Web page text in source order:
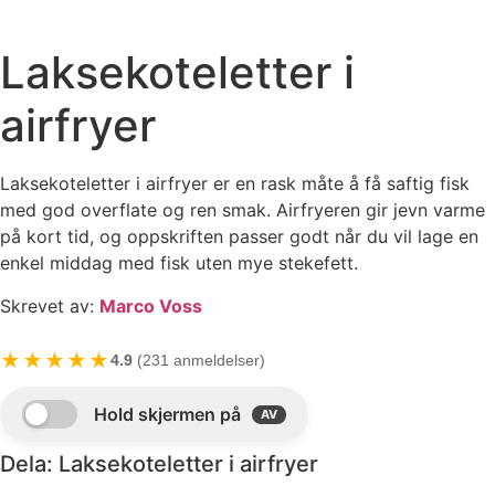
Laksekoteletter i
airfryer
Laksekoteletter i airfryer er en rask måte å få saftig fisk
med god overflate og ren smak. Airfryeren gir jevn varme
på kort tid, og oppskriften passer godt når du vil lage en
enkel middag med fisk uten mye stekefett.
Skrevet av: Marco Voss
★★★★★4.9 (231 anmeldelser)
Dela: Laksekoteletter i airfryer